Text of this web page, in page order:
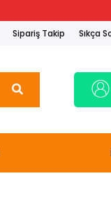
Sipariş Takip Sıkça